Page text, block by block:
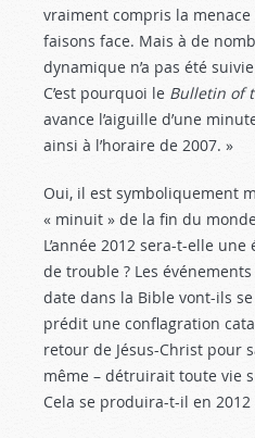
vraiment compris la
faisons face. Mais à de
dynamique n’a pas été
C’est pourquoi le Bulletin of
avance l’aiguille d’une
ainsi à l’horaire de 2007. »
Oui, il est symboliquement
« minuit » de la fin du
L’année 2012 sera-t-elle
de trouble ? Les
date dans la Bible vont-ils
prédit une conflagration
retour de Jésus-Christ pour
même – détruirait toute vie
Cela se produira-t-il en 2012